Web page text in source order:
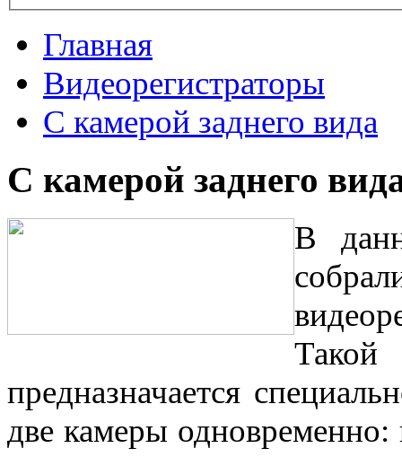
Главная
Видеорегистраторы
С камерой заднего вида
С камерой заднего
В
предназначается
две камеры одновременно: